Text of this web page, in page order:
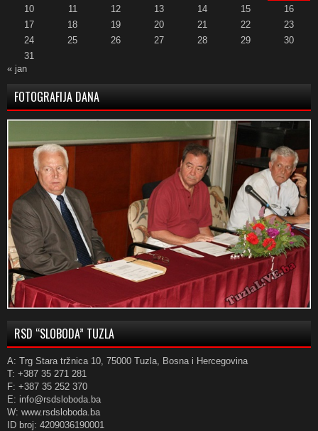
10
11 12 13 14 15
16
17
18 19 20 21 22
23
24
25 26 27 28 29
30
31
« jan
FOTOGRAFIJA DANA
RSD “SLOBODA” TUZLA
A: Trg Stara tržnica 10, 75000 Tuzla, Bosna i Hercegovina
T: +387 35 271 281
F: +387 35 252 370
E: info@rsdsloboda.ba
W: www.rsdsloboda.ba
ID broj: 4209036190001